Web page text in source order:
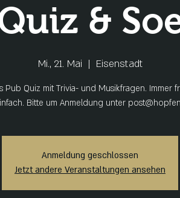
&
Mi., 21. Mai
  |
Eisenstadt
Pub Quiz mit Trivia- und Musikfragen. Immer
Bitte um Anmeldung unter
Anmeldung geschlossen
Jetzt andere Veranstaltungen ansehen